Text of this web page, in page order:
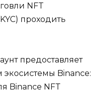
NFT
проходить
предоставляет
экосистемы Binance:
Binance NFT